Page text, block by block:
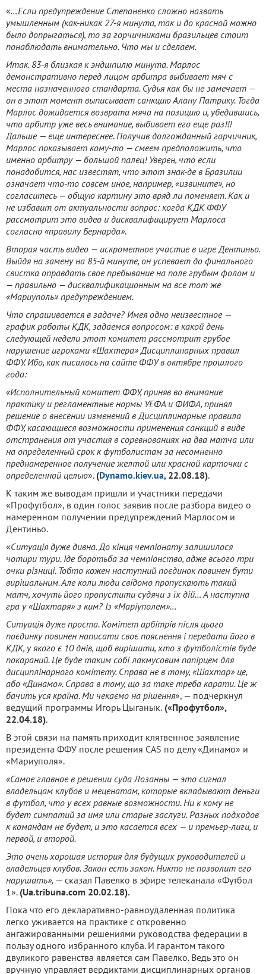
«…Если предупреждение Степаненко сложно назвать
умышленным (как-никак 27-я минута, так и до красной можно
было допрыгаться), то за горчичниками бразильцев стоит
понаблюдать внимательно. Что мы и сделаем.
Итак. 83-я близкая к эндшпилю минута. Марлос
демонстративно перед лицом арбитра выбивает мяч с
места назначенного стандарта. Судья как бы не замечает —
он в этот момент выписывает санкцию Алану Патрику. Тогда
Марлос дожидается возврата мяча на позицию и, убедившись,
что арбитр уже весь внимание, выбивает его еще раз!!!
Дальше — еще интереснее. Получив долгожданный горчичник,
Марлос показывает кому-то — смеем предположить, что
именно арбитру — большой палец! Уверен, что если
понадобится, нас известят, что этот знак-де в Бразилии
означает что-то совсем иное, например, «извините», но
согласитесь — общую картину это вряд ли поменяет. Как и
не избавит от актуальности вопрос: когда КДК ФФУ
рассмотрит это видео и дисквалифицирует Марлоса
согласно «правилу Бернарда».
Вторая часть видео — искрометное участие в игре Дентиньо.
Выйдя на замену на 85-й минуте, он успевает до финального
свистка оправдать свое пребывание на поле грубым фолом и
— правильно — дисквалификационным на все тот же
«Мариуполь» предупреждением.
Что спрашивается в задаче? Имея одно неизвестное —
график работы КДК, задаемся вопросом: в какой день
следующей недели этот комитет рассмотрит грубое
нарушение игроками «Шахтера» Дисциплинарных правил
ФФУ. Ибо, как писалось на сайте ФФУ в октябре прошлого
года:
«Исполнительный комитет ФФУ, приняв во внимание
практику и регламентные нормы УЕФА и ФИФА, принял
решение о внесении изменений в Дисциплинарные правила
ФФУ, касающиеся возможности применения санкций в виде
отстранения от участия в соревнованиях на два матча или
на определенный срок к футболистам за несомненно
преднамеренное получение желтой или красной карточки с
определенной целью». (Dynamo.kiev.ua, 22.08.18).
К таким же выводам пришли и участники передачи
«Профутбол», в один голос заявив после разбора видео о
намеренном получении предупреждений Марлосом и
Дентиньо.
«Ситуація дуже дивна. До кінця чемпіонату залишилося
чотири тури. Іде боротьба за чемпіонство, адже всього три
очки різниці. Тобто кожен наступний поєдинок повинен бути
вирішальним. Але коли люди свідомо пропускають такий
матч, хочуть його пропустити судячи з їх дій… А наступна
гра у «Шахтаря» з ким? Із «Маріуполем»…
Ситуація дуже проста. Комітет арбітрів після цього
поєдинку повинен написати своє пояснення і передати його в
КДК, у якого є 10 днів, щоб вирішити, хто з футболістів буде
покараний. Це буде таким собі лакмусовим папірцем для
дисциплінарного комітету. Справа не в тому, «Шахтар» це,
або «Динамо». Справа в тому, що за таке треба карати. Це ж
бачить уся країна. Ми чекаємо на рішення», — подчеркнул
ведущий программы Игорь Цыганык. («Профутбол»,
22.04.18).
В этой связи на память приходит клятвенное заявление
президента ФФУ после решения CAS по делу «Динамо» и
«Мариуполя».
«Самое главное в решении суда Лозанны — это сигнал
владельцам клубов и меценатам, которые вкладывают деньги
в футбол, что у всех равные возможности. Ни к кому не
будет симпатий за имя или старые заслуги. Разных подходов
к командам не будет, и это касается всех — и премьер-лиги, и
первой, и второй.
Это очень хорошая история для будущих руководителей и
владельцев клубов. Закон есть закон. Никто не позволит его
нарушать», — сказал Павелко в эфире телеканала «Футбол
1». (Ua.tribuna.com 20.02.18).
Пока что его декларативно-равноудаленная политика
легко уживается на практике с откровенно
ангажированными решениями руководства федерации в
пользу одного избранного клуба. И гарантом такого
двуликого равенства является сам Павелко. Ведь это он
вручную управляет вердиктами дисциплинарных органов